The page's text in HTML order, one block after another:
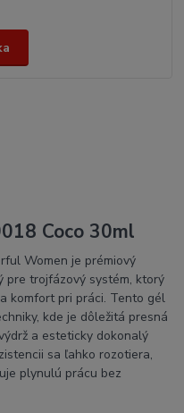
Coco 30ml
Women je prémiový
pre trojfázový systém, ktorý
komfort pri práci. Tento gél
kde je dôležitá presná
a esteticky dokonalý
sa ľahko rozotiera,
plynulú prácu bez